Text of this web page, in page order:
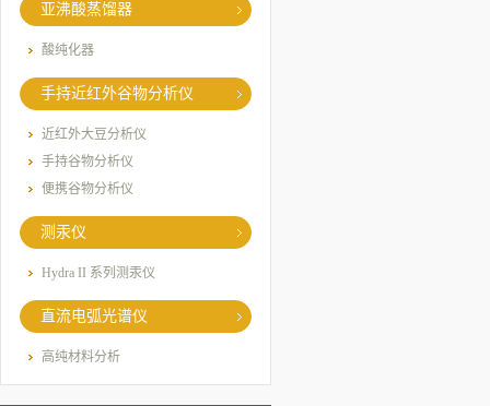
亚沸酸蒸馏器
酸纯化器
手持近红外谷物分析仪
近红外大豆分析仪
手持谷物分析仪
便携谷物分析仪
测汞仪
Hydra II 系列测汞仪
直流电弧光谱仪
高纯材料分析